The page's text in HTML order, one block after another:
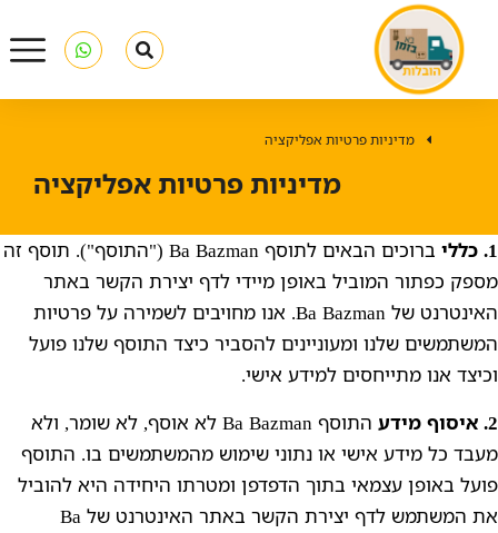
You are here:
מדיניות פרטיות אפליקציה
מדיניות פרטיות אפליקציה
1. כללי
ברוכים הבאים לתוסף Ba Bazman ("התוסף"). תוסף זה
מספק כפתור המוביל באופן מיידי לדף יצירת הקשר באתר
האינטרנט של Ba Bazman. אנו מחויבים לשמירה על פרטיות
המשתמשים שלנו ומעוניינים להסביר כיצד התוסף שלנו פועל
וכיצד אנו מתייחסים למידע אישי.
2. איסוף מידע
התוסף Ba Bazman לא אוסף, לא שומר, ולא
מעבד כל מידע אישי או נתוני שימוש מהמשתמשים בו. התוסף
פועל באופן עצמאי בתוך הדפדפן ומטרתו היחידה היא להוביל
את המשתמש לדף יצירת הקשר באתר האינטרנט של Ba